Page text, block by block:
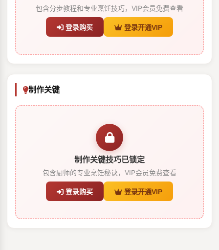
包含分步教程和专业烹饪技巧，VIP会员免费查看
登录购买 登录开通VIP
制作关键
制作关键技巧已锁定
包含厨师的专业烹饪秘诀，VIP会员免费查看
登录购买 登录开通VIP